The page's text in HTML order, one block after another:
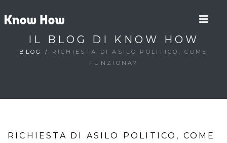
IL BLOG DI KNOW HOW
BLOG /
RICHIESTA DI ASILO POLITICO, COME
FUNZIONA?
RICHIESTA DI ASILO POLITICO, COME